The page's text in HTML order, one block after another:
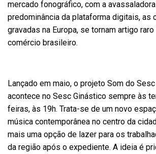
mercado fonográfico, com a avassaladora
predominância da plataforma digitais, as
gravadas na Europa, se tornam artigo raro
comércio brasileiro.
Lançado em maio, o projeto Som do Sesc
acontece no Sesc Ginástico sempre às
feiras, às 19h. Trata-se de um novo
música contemporânea no centro da
mais uma opção de lazer para os
da região após o expediente. A ideia é